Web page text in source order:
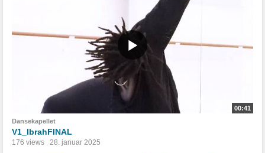
00:41
Dansekapellet
V1_IbrahFINAL
176 views 28. januar 2025